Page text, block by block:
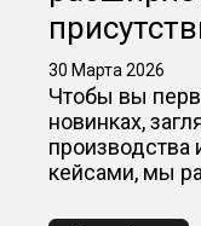
30 Марта 2026
Чтобы вы
новинках,
кейсами, мы